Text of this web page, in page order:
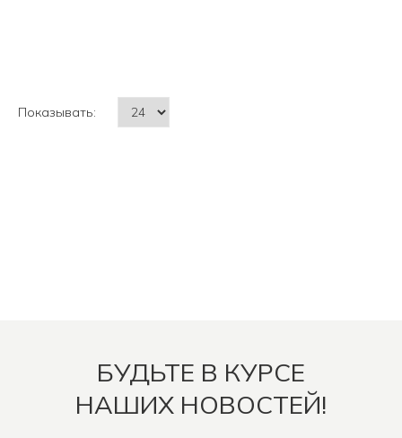
Показывать:
БУДЬТЕ В КУРСЕ
НАШИХ НОВОСТЕЙ!